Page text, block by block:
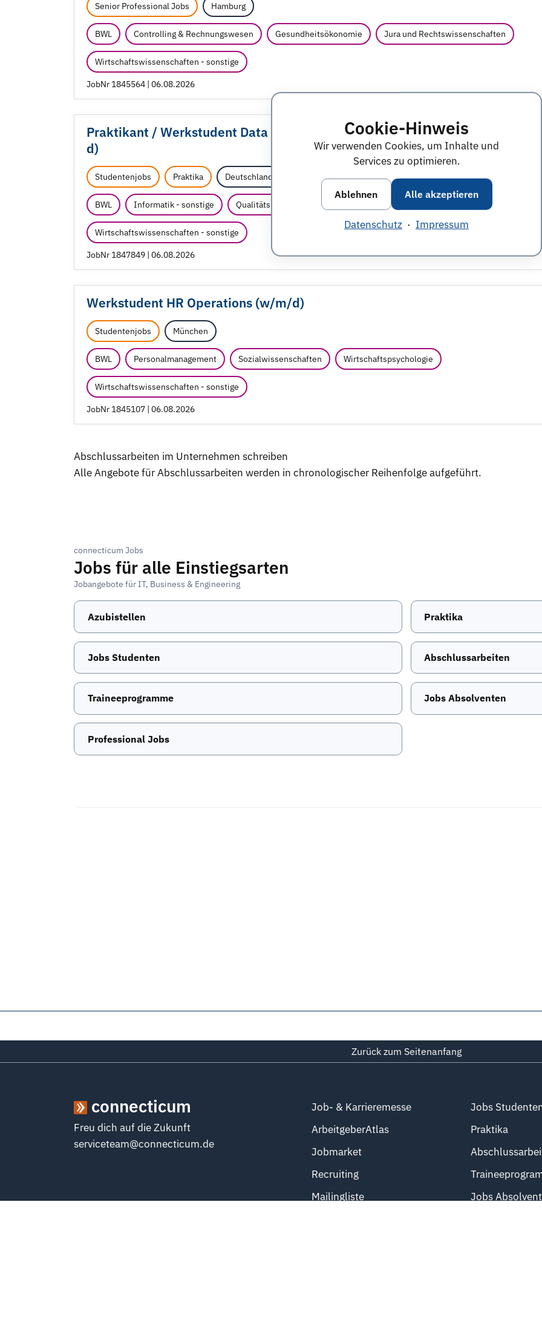
Cookie-Hinweis
Wir verwenden Cookies, um Inhalte und
Services zu optimieren.
Ablehnen Alle akzeptieren
Datenschutz · Impressum
Senior Professional Jobs Hamburg
BWL Controlling & Rechnungswesen Gesundheitsökonomie Jura und Rechtswissenschaften
Wirtschaftswissenschaften - sonstige
JobNr 1845564 | 06.08.2026
Praktikant /Werkstudent Data Analytics - Innovation & Transformation (m/
d)
Studentenjobs Praktika Deutschland
BWL Informatik - sonstige Qualitätsmanagement Wirtschaftsinformatik
Wirtschaftswissenschaften - sonstige
JobNr 1847849 | 06.08.2026
Werkstudent HR Operations (w/m/d)
Studentenjobs München
BWL Personalmanagement Sozialwissenschaften Wirtschaftspsychologie
Wirtschaftswissenschaften - sonstige
JobNr 1845107 | 06.08.2026
Abschlussarbeiten im Unternehmen schreiben
Alle Angebote für Abschlussarbeiten werden in chronologischer Reihenfolge aufgeführt.
connecticum Jobs
Jobs für alle Einstiegsarten
Jobangebote für IT, Business & Engineering
Azubistellen Praktika
Jobs Studenten Abschlussarbeiten
Traineeprogramme Jobs Absolventen
Professional Jobs
Zurück zum Seitenanfang
connecticum
Freu dich auf die Zukunft
serviceteam@connecticum.de
Job- & Karrieremesse
ArbeitgeberAtlas
Jobmarket
Recruiting
Mailingliste
Jobs
Praktika
Jobs